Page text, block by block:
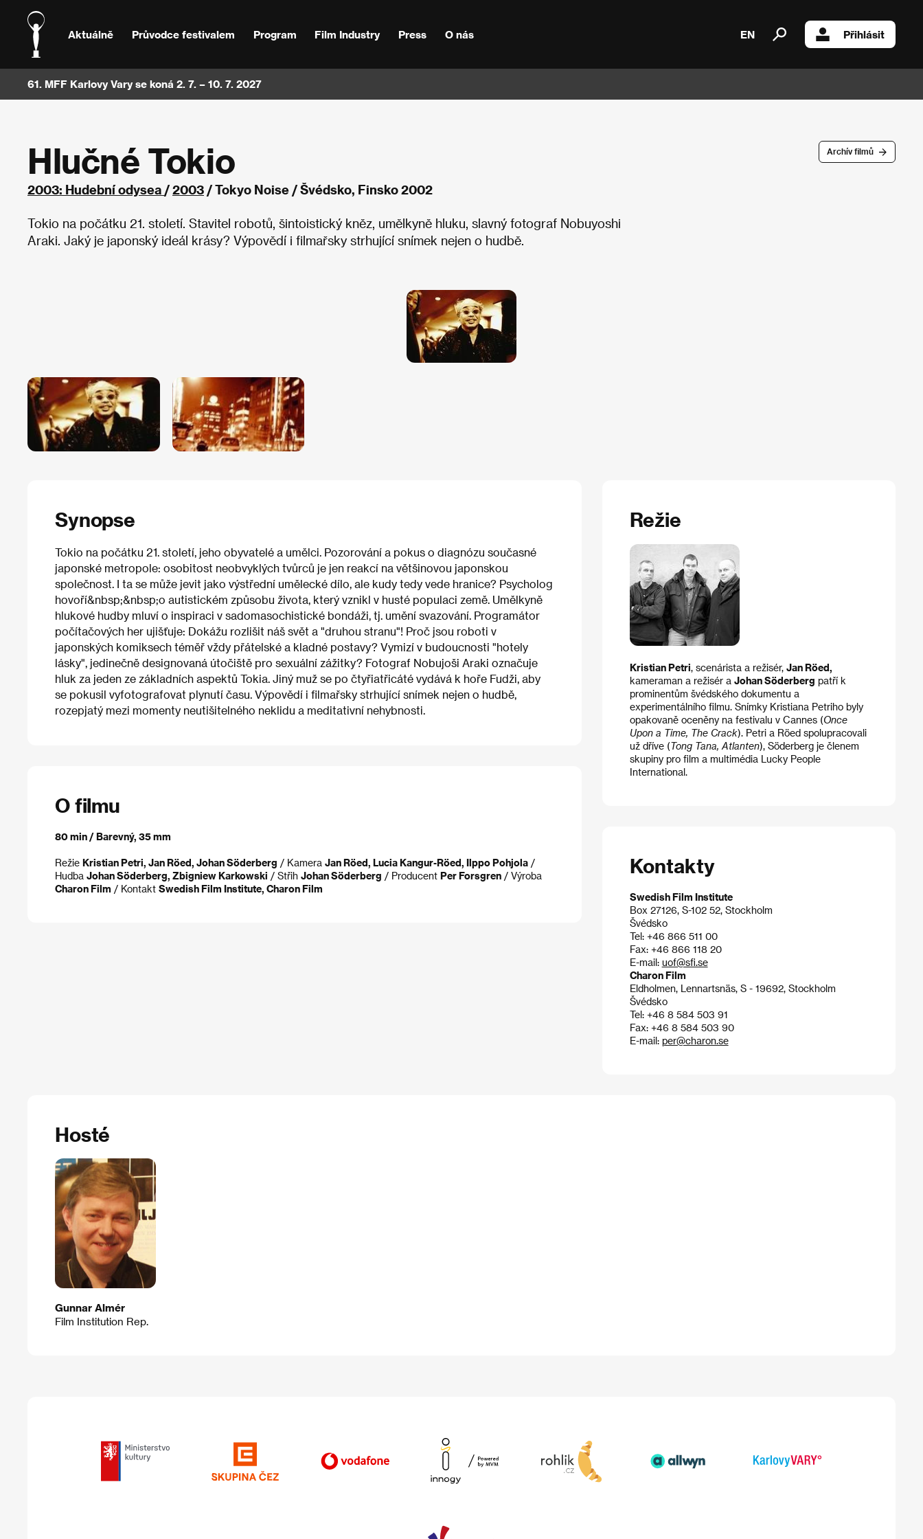
Aktuálně Průvodce festivalem Program Film Industry Press O nás EN Přihlásit
61. MFF Karlovy Vary se koná 2. 7. – 10. 7. 2027
Archív filmů
Hlučné Tokio
2003: Hudební odysea /2003 / Tokyo Noise / Švédsko, Finsko 2002
Tokio na počátku 21. století. Stavitel robotů, šintoistický kněz, umělkyně hluku, slavný fotograf Nobuyoshi
Araki. Jaký je japonský ideál krásy? Výpovědí i filmařsky strhující snímek nejen o hudbě.
Synopse
Tokio na počátku 21. století, jeho obyvatelé a umělci. Pozorování a pokus o diagnózu současné
japonské metropole: osobitost neobvyklých tvůrců je jen reakcí na většinovou japonskou
společnost. I ta se může jevit jako výstřední umělecké dílo, ale kudy tedy vede hranice? Psycholog
hovoří&nbsp;&nbsp;o autistickém způsobu života, který vznikl v husté populaci země. Umělkyně
hlukové hudby mluví o inspiraci v sadomasochistické bondáži, tj. umění svazování. Programátor
počítačových her ujišťuje: Dokážu rozlišit náš svět a "druhou stranu"! Proč jsou roboti v
japonských komiksech téměř vždy přátelské a kladné postavy? Vymizí v budoucnosti "hotely
lásky", jedinečně designovaná útočiště pro sexuální zážitky? Fotograf Nobujoši Araki označuje
hluk za jeden ze základních aspektů Tokia. Jiný muž se po čtyřiatřicáté vydává k hoře Fudži, aby
se pokusil vyfotografovat plynutí času. Výpovědí i filmařsky strhující snímek nejen o hudbě,
rozepjatý mezi momenty neutišitelného neklidu a meditativní nehybnosti.
O filmu
80 min / Barevný, 35 mm
Režie Kristian Petri, Jan Röed, Johan Söderberg / Kamera Jan Röed, Lucia Kangur-Röed, Ilppo Pohjola /
Hudba Johan Söderberg, Zbigniew Karkowski / Střih Johan Söderberg / Producent Per Forsgren / Výroba
Charon Film / Kontakt Swedish Film Institute, Charon Film
Režie
Kristian Petri, scenárista a režisér, Jan Röed,
kameraman a režisér a Johan Söderberg patří k
prominentům švédského dokumentu a
experimentálního filmu. Snímky Kristiana Petriho byly
opakovaně oceněny na festivalu v Cannes (Once
Upon a Time, The Crack). Petri a Röed spolupracovali
už dříve (Tong Tana, Atlanten), Söderberg je členem
skupiny pro film a multimédia Lucky People
International.
Kontakty
Swedish Film Institute
Box 27126, S-102 52, Stockholm
Švédsko
Tel: +46 866 511 00
Fax: +46 866 118 20
E-mail: uof@sfi.se
Charon Film
Eldholmen, Lennartsnäs, S - 19692, Stockholm
Švédsko
Tel: +46 8 584 503 91
Fax: +46 8 584 503 90
E-mail: per@charon.se
Hosté
Gunnar Almér
Film Institution Rep.